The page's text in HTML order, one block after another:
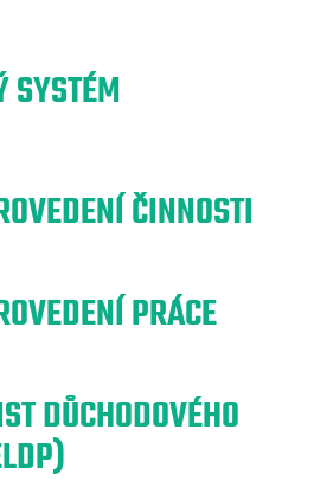
SYSTÉM
ČINNOSTI
PRÁCE
DŮCHODOVÉHO